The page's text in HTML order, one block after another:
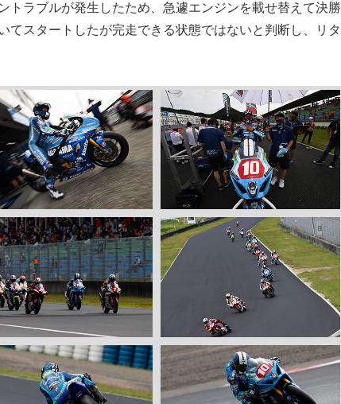
トラブルが発生したため、急遽エンジンを載せ替えて決勝
てスタートしたが完走できる状態ではないと判断し、リタ